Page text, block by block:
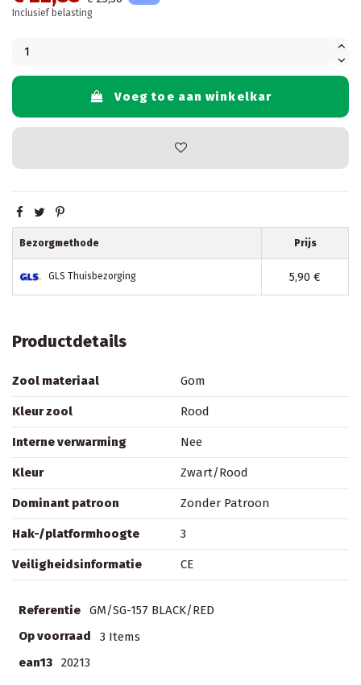
Inclusief belasting
Voeg toe aan winkelkar
Bezorgmethode Prijs
GLS Thuisbezorging 5,90 €
Productdetails
Zool materiaal Gom
Kleur zool Rood
Interne verwarming Nee
Kleur Zwart/Rood
Dominant patroon Zonder Patroon
Hak-/platformhoogte 3
Veiligheidsinformatie CE
Referentie
GM/SG-157 BLACK/RED
Op voorraad
3 Items
ean13
20213